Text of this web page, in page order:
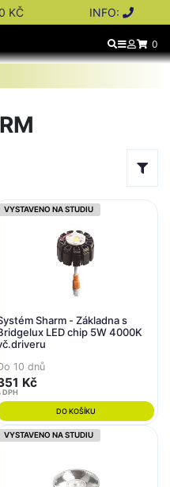
KČ INFO:
0
VYSTAVENO NA STUDIU
Sharm - Základna s
LED chip 5W 4000K
10 dnů
Kč
DPH
DO KOŠÍKU
VYSTAVENO NA STUDIU